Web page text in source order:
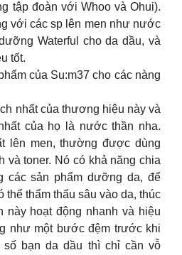
tập đoàn với Whoo và Ohui).
với các sp lên men như nước
Waterful cho da dầu, và
tốt.
của Su:m37 cho các nàng
nhất của thương hiệu này và
của họ là nước thần nha.
lên men, thường được dùng
và toner. Nó có khả năng chia
các sản phẩm dưỡng da, để
thể thẩm thấu sâu vào da, thúc
này hoạt động nhanh và hiệu
như một bước đệm trước khi
bạn da dầu thì chỉ cần vỗ